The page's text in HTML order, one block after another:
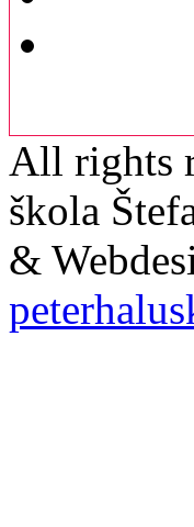
All rights
škola
&